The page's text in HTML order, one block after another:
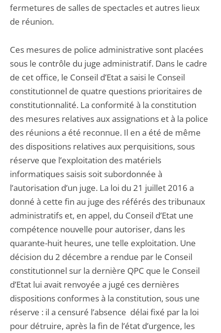
fermetures de salles de spectacles et autres lieux
de réunion.
Ces mesures de police administrative sont placées
sous le contrôle du juge administratif. Dans le cadre
de cet office, le Conseil d’Etat a saisi le Conseil
constitutionnel de quatre questions prioritaires de
constitutionnalité. La conformité à la constitution
des mesures relatives aux assignations et à la police
des réunions a été reconnue. Il en a été de même
des dispositions relatives aux perquisitions, sous
réserve que l’exploitation des matériels
informatiques saisis soit subordonnée à
l’autorisation d’un juge. La loi du 21 juillet 2016 a
donné à cette fin au juge des référés des tribunaux
administratifs et, en appel, du Conseil d’Etat une
compétence nouvelle pour autoriser, dans les
quarante-huit heures, une telle exploitation. Une
décision du 2 décembre a rendue par le Conseil
constitutionnel sur la dernière QPC que le Conseil
d’Etat lui avait renvoyée a jugé ces dernières
dispositions conformes à la constitution, sous une
réserve : il a censuré l’absence délai fixé par la loi
pour détruire, après la fin de l’état d’urgence, les